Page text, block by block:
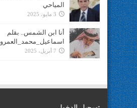
المياحي
3 مايو، 2025
أنا ابن الشمس.. بقلم
اسماعيل_محمد_العمرو
7 أبريل، 2025